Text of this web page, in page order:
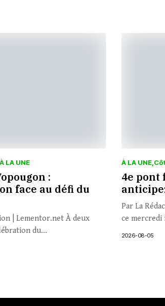
À LA UNE
:
face au défi du
| Lementor.net À deux
du...
À LA UNE
4e pont
Par La
ce mercredi
2026-08-05